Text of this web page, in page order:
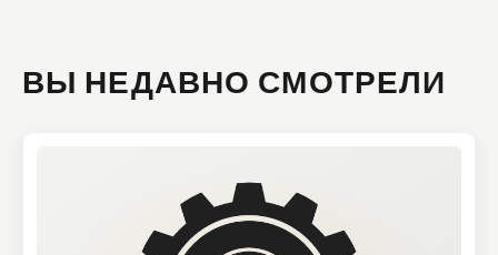
ВЫ НЕДАВНО СМОТРЕЛИ